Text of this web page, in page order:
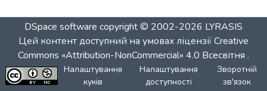
DSpace software copyright © 2002-2026 LYRASIS
Цей контент доступний на умовах ліцензіїCreative
Commons «Attribution-NonCommercial» 4.0 Всесвітня .
Налаштування
куків
Налаштування
доступності
Зворотній
зв'язок